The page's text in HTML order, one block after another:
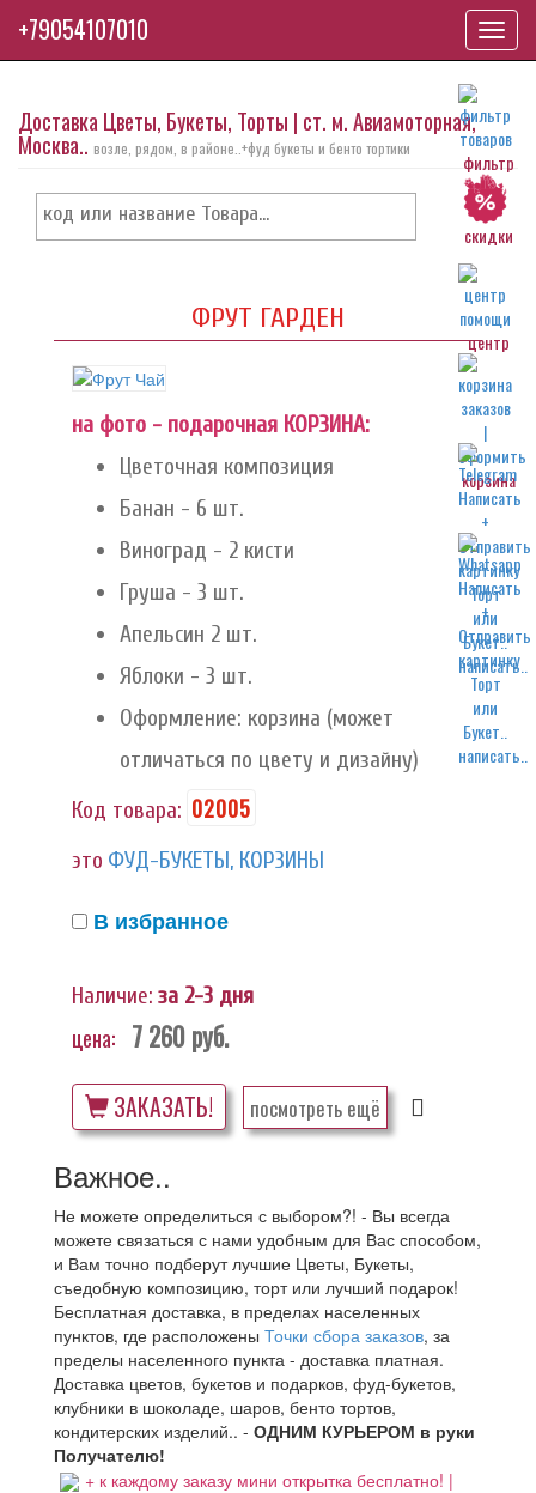
фильтр
скидки
центр
корзина
написать..
написать..
Доставка Цветы, Букеты, Торты | ст. м. Авиамоторная,
Москва.. возле, рядом, в районе..+фуд букеты и бенто тортики
ФРУТ ГАРДЕН
на фото - подарочная КОРЗИНА:
Цветочная композиция
Банан - 6 шт.
Виноград - 2 кисти
Груша - 3 шт.
Апельсин 2 шт.
Яблоки - 3 шт.
Оформление: корзина (может
отличаться по цвету и дизайну)
Код товара: 02005
это ФУД-БУКЕТЫ, КОРЗИНЫ
В избранное
Наличие: за 2-3 дня
цена: 7 260руб.
ЗАКАЗАТЬ! посмотреть ещё
Важное..
Не можете определиться с выбором?! - Вы всегда
можете связаться с нами удобным для Вас способом,
и Вам точно подберут лучшие Цветы, Букеты,
съедобную композицию, торт или лучший подарок!
Бесплатная доставка, в пределах населенных
пунктов, где расположены Точки сбора заказов, за
пределы населенного пункта - доставка платная.
Доставка цветов, букетов и подарков, фуд-букетов,
клубники в шоколаде, шаров, бенто тортов,
кондитерских изделий.. - ОДНИМ КУРЬЕРОМ в руки
Получателю!
+ к каждому заказу мини открытка бесплатно! |
+79054107010